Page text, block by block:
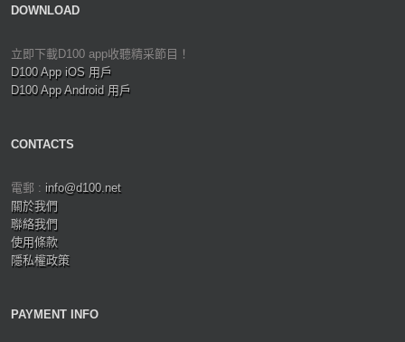
DOWNLOAD
立即下載D100 app收聽精采節目！
D100 App iOS 用戶
D100 App Android 用戶
CONTACTS
電郵 : info@d100.net
關於我們
聯絡我們
使用條款
隱私權政策
PAYMENT INFO